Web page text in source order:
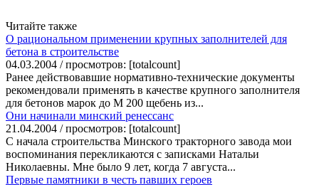
Читайте также
О рациональном применении крупных заполнителей для
бетона в строительстве
04.03.2004 / просмотров: [totalcount]
Ранее действовавшие нормативно-технические документы
рекомендовали применять в качестве крупного заполнителя
для бетонов марок до М 200 щебень из...
Они начинали минский ренессанс
21.04.2004 / просмотров: [totalcount]
С начала строительства Минского тракторного завода мои
воспоминания перекликаются с записками Натальи
Николаевны. Мне было 9 лет, когда 7 августа...
Первые памятники в честь павших героев